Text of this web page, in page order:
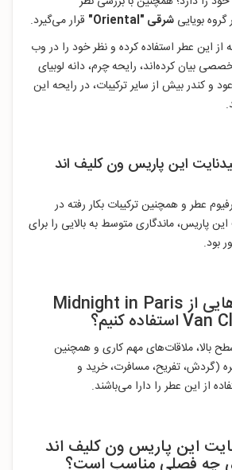
بویایی شرقی "Oriental"
قرار می‌گیرد.
از این عطر استفاده کرده‌ و نظر خود را در وب
بیان کرده‌اند، رایحه چرم، دانه لوبیای
و کندر بیش از سایر ترکیبات، در رایحه این
این پاریس ون کلیف اند
عطر و همچنین ترکیبات بکار رفته در
پاریس، ماندگاری متوسط به بالایی را برای
بود.
در چه مناسبت‌هایی از Midnight in Paris
Vanاستفاده کنیم؟
بالا، ملاقات‌های مهم کاری و همچنین
(گردش، تفریح، مسافرت، خرید و
از این عطر را دارا می‌باشند.
این پاریس ون کلیف اند